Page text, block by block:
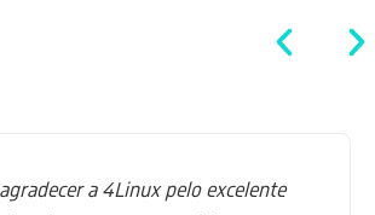
a 4Linux pelo excelente